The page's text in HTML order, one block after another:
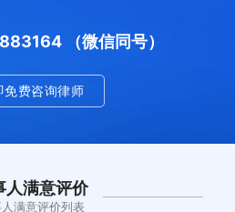
（微信同号）
免费咨询律师
人满意评价
人满意评价列表